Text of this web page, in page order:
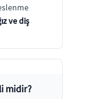
ve diş
midir?